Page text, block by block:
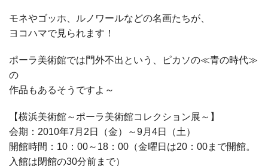
モネやゴッホ、ルノワールなどの名画たちが、
ヨコハマで見られます！
ポーラ美術館では門外不出という、ピカソの≪青の時代≫
の
作品もあるそうですよ～
【横浜美術館～ポーラ美術館コレクション展～】
会期：2010年7月2日（金）～9月4日（土）
開館時間：10：00～18：00（金曜日は20：00まで開館。
入館は閉館の30分前まで）